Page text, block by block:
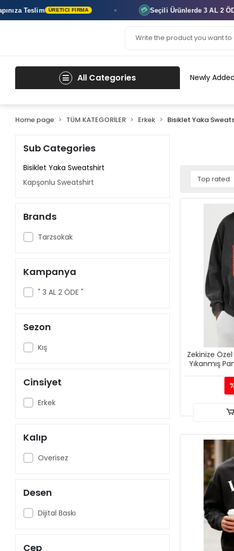
FIRMA 💳 Seçili Ürünlerde3 AL 2 ÖDE ANINDA İNDIRIM
All Categories Newly
Home page TÜM KATEGORİLER Erkek Bisiklet Yaka
Sub Categories
Bisiklet Yaka Sweatshirt
Kapşonlu Sweatshirt
Brands
Tarzsokak
Kampanya
" 3 AL 2 ÖDE "
Sezon
Kış
Cinsiyet
Erkek
Kalıp
Overisez
Desen
Dijital Baskı
Cep
Zekinize Özel
Yıkanmış